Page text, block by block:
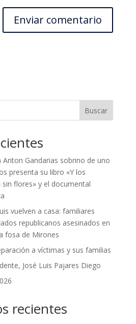
Buscar
Gandarias sobrino de uno
presenta su libro «Y los
flores» y el documental
vuelven a casa: familiares
republicanos asesinados en
fosa de Mirones
a víctimas y sus familias
José Luis Pajares Diego
recientes